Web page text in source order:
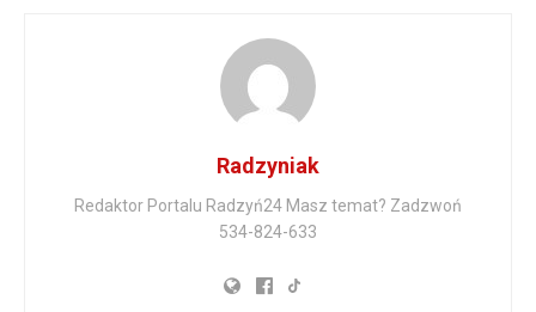
Radzyniak
Redaktor Portalu Radzyń24 Masz temat? Zadzwoń
534-824-633